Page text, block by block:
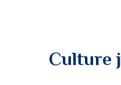
NOUS
⚠︎
Culture